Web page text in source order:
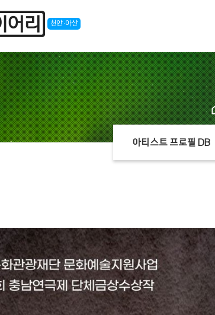
천안·아산
아티스트 프로필 DB